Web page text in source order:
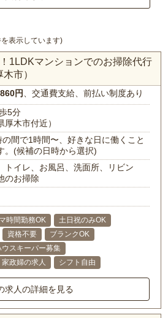
表示しています)
1LDKマンションでのお掃除代行
市）
円、交通費支給、前払い制度あり
5分
厚木市付近）
間で1時間〜、好きな日に働くこと
。(候補の日時から選択)
トイレ、お風呂、洗面所、リビン
のお掃除
時間勤務OK
土日祝のみOK
資格不要
ブランクOK
ウスキーパー募集
家政婦の求人 シフト自由
求人の詳細を見る